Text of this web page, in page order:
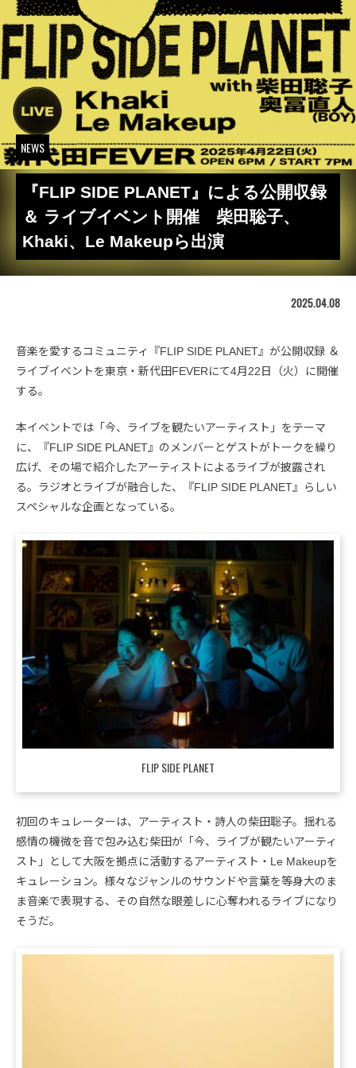
NEWS
『FLIP SIDE PLANET』による公開収録
＆ ライブイベント開催 柴田聡子、
Khaki、Le Makeupら出演
2025.04.08
音楽を愛するコミュニティ『FLIP SIDE PLANET』が公開収録 ＆
ライブイベントを東京・新代田FEVERにて4月22日（火）に開催
する。
本イベントでは「今、ライブを観たいアーティスト」をテーマ
に、『FLIP SIDE PLANET』のメンバーとゲストがトークを繰り
広げ、その場で紹介したアーティストによるライブが披露され
る。ラジオとライブが融合した、『FLIP SIDE PLANET』らしい
スペシャルな企画となっている。
FLIP SIDE PLANET
初回のキュレーターは、アーティスト・詩人の柴田聡子。揺れる
感情の機微を音で包み込む柴田が「今、ライブが観たいアーティ
スト」として大阪を拠点に活動するアーティスト・Le Makeupを
キュレーション。様々なジャンルのサウンドや言葉を等身大のま
ま音楽で表現する、その自然な眼差しに心奪われるライブになり
そうだ。